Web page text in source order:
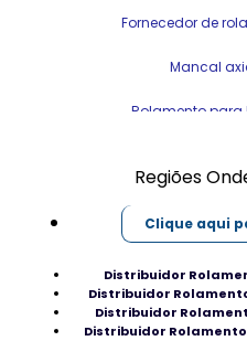
Fornecedor de
Mancal
Rolamento
Loja de
Rolamento para
Tipo de
Regiões
Clique aqui
Distribuidor
Distribuidor
Distribuidor
Distribuidor